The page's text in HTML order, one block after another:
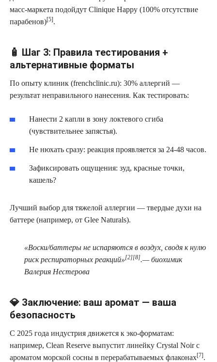
масс-маркета подойдут Clinique Happy (100% отсутствие
парабенов)[5].
🧴 Шаг 3: Правила тестирования +
альтернативные форматы
По опыту клиник (frenchclinic.ru): 30% аллергий —
результат неправильного нанесения. Как тестировать:
Нанести 2 капли в зону локтевого сгиба
(чувствительнее запястья).
Не нюхать сразу: реакция проявляется за 24-48 часов.
Зафиксировать ощущения: зуд, красные точки,
кашель?
Лучший выбор для тяжелой аллергии — твердые духи на
баттере (например, от Glee Naturals).
«Воски/баттеры не испаряются в воздух, сводя к нулю
риск респираторных реакций»[2][8].— биохимик
Валерия Нестерова
💎 Заключение: ваш аромат — ваша
безопасность
С 2025 года индустрия движется к эко-форматам:
например, Clean Reserve выпустит линейку Crystal Noir с
ароматом морской сосны в перерабатываемых флаконах[7].